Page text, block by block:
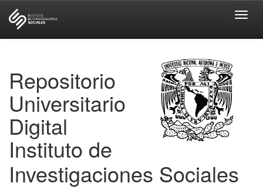
Repositorio
Universitario
Digital
Instituto de
Investigaciones Sociales